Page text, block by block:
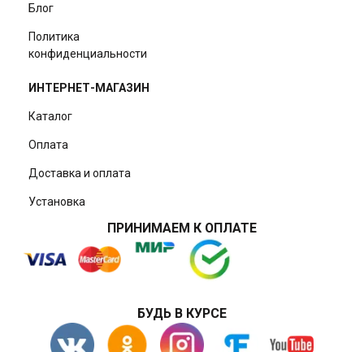
Блог
Политика
конфиденциальности
ИНТЕРНЕТ-МАГАЗИН
Каталог
Оплата
Доставка и оплата
Установка
ПРИНИМАЕМ К ОПЛАТЕ
БУДЬ В КУРСЕ